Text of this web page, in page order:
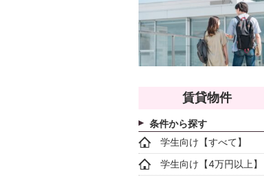
賃貸物件
条件から探す
学生向け【すべて】
学生向け【4万円以上】